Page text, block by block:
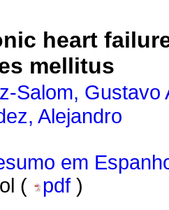
heart
mellitus
Salom, Gustavo
Alejandro
em
(
pdf )